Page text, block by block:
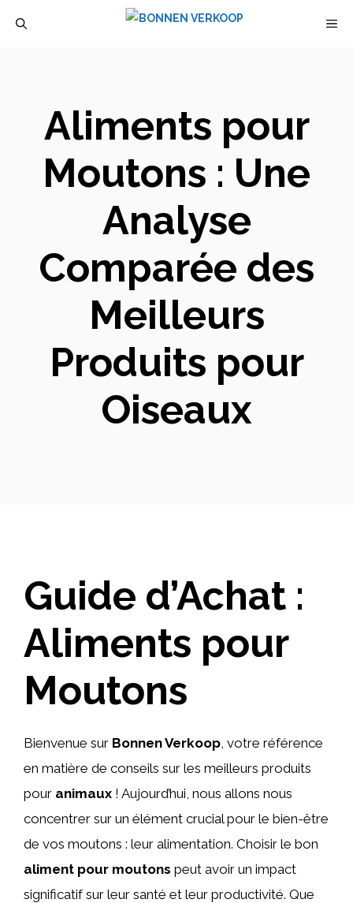
Aliments pour
Moutons : Une
Analyse
Comparée des
Meilleurs
Produits pour
Oiseaux
Guide d’Achat :
Aliments pour
Moutons
Bienvenue sur Bonnen Verkoop , votre référence
en matière de conseils sur les meilleurs produits
pour animaux ! Aujourd’hui, nous allons nous
concentrer sur un élément crucial pour le bien-être
de vos moutons : leur alimentation. Choisir le bon
aliment pour moutons peut avoir un impact
significatif sur leur santé et leur productivité. Que